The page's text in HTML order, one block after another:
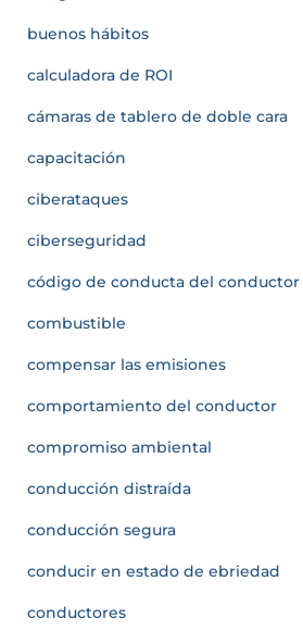
buenos hábitos
calculadora de ROI
cámaras de tablero de doble cara
capacitación
ciberataques
ciberseguridad
código de conducta del conductor
combustible
compensar las emisiones
comportamiento del conductor
compromiso ambiental
conducción distraída
conducción segura
conducir en estado de ebriedad
conductores